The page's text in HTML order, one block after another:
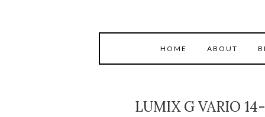
HOME ABOUT
LUMIX G VARIO